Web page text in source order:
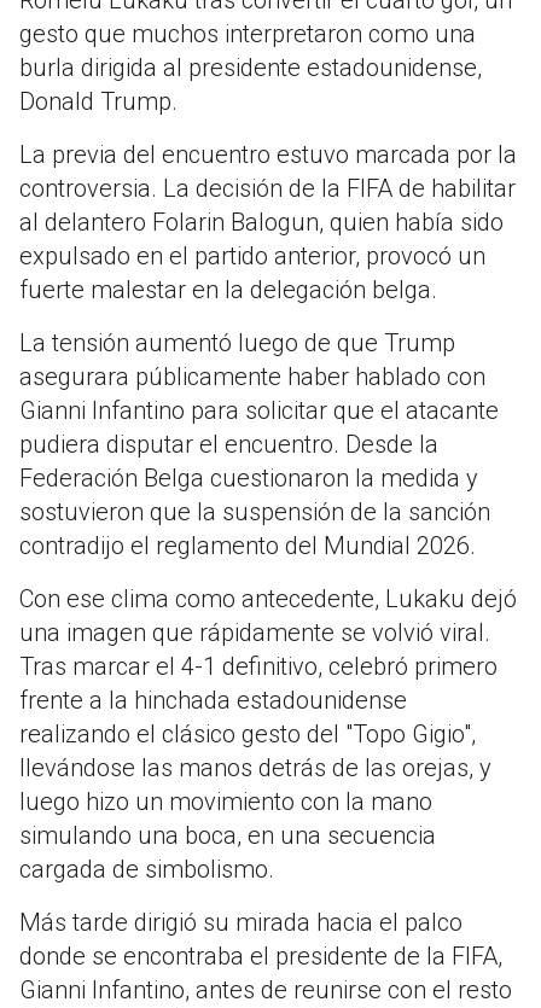
gesto que muchos interpretaron como una
burla dirigida al presidente estadounidense,
Donald Trump.
La previa del encuentro estuvo marcada por la
controversia. La decisión de la FIFA de habilitar
al delantero Folarin Balogun, quien había sido
expulsado en el partido anterior, provocó un
fuerte malestar en la delegación belga.
La tensión aumentó luego de que Trump
asegurara públicamente haber hablado con
Gianni Infantino para solicitar que el atacante
pudiera disputar el encuentro. Desde la
Federación Belga cuestionaron la medida y
sostuvieron que la suspensión de la sanción
contradijo el reglamento del Mundial 2026.
Con ese clima como antecedente, Lukaku dejó
una imagen que rápidamente se volvió viral.
Tras marcar el 4-1 definitivo, celebró primero
frente a la hinchada estadounidense
realizando el clásico gesto del "Topo Gigio",
llevándose las manos detrás de las orejas, y
luego hizo un movimiento con la mano
simulando una boca, en una secuencia
cargada de simbolismo.
Más tarde dirigió su mirada hacia el palco
donde se encontraba el presidente de la FIFA,
Gianni Infantino, antes de reunirse con el resto